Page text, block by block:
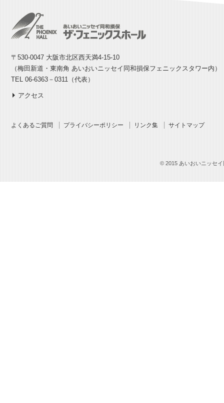
〒530-0047 大阪市北区西天満4-15-10
（梅田新道・東南角 あいおいニッセイ同和損保フェニックスタワー内）
TEL 06-6363－0311（代表）
アクセス
よくあるご質問 プライバシーポリシー リンク集 サイトマップ
© 2015 あいおいニッセ